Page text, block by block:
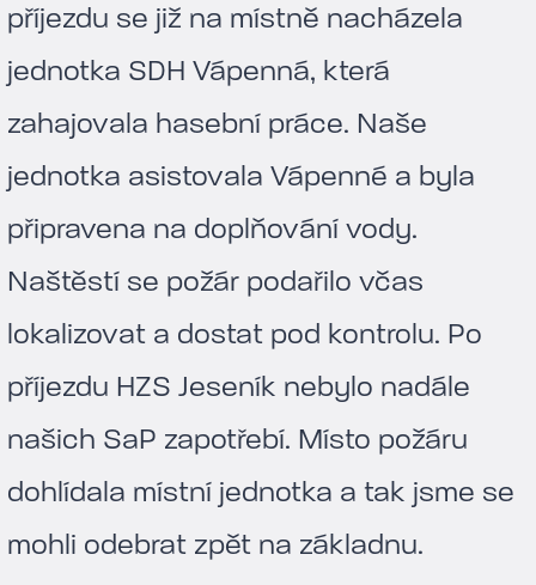
příjezdu se již na místně nacházela
jednotka SDH Vápenná, která
zahajovala hasební práce. Naše
jednotka asistovala Vápenné a byla
připravena na doplňování vody.
Naštěstí se požár podařilo včas
lokalizovat a dostat pod kontrolu. Po
příjezdu HZS Jeseník nebylo nadále
našich SaP zapotřebí. Místo požáru
dohlídala místní jednotka a tak jsme se
mohli odebrat zpět na základnu.